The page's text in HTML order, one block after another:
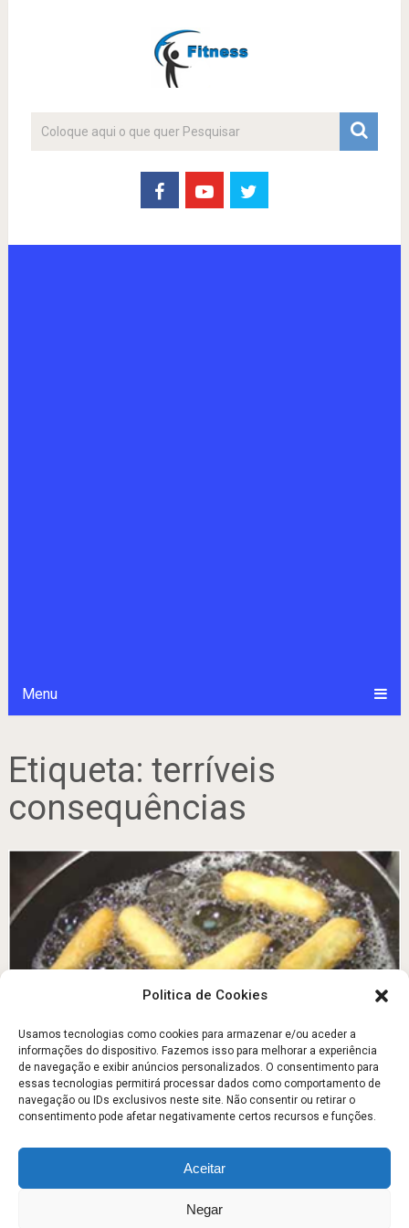
Politica de Cookies
Usamos tecnologias como cookies para armazenar e/ou aceder a
informações do dispositivo. Fazemos isso para melhorar a experiência
de navegação e exibir anúncios personalizados. O consentimento para
essas tecnologias permitirá processar dados como comportamento de
navegação ou IDs exclusivos neste site. Não consentir ou retirar o
consentimento pode afetar negativamente certos recursos e funções.
Aceitar
Negar
Menu
Etiqueta: terríveis
consequências
Os fritos, apetitosos sabores, terríveis
consequências
Setembro 3, 2011
Escola FitnessCopyright © 2026.